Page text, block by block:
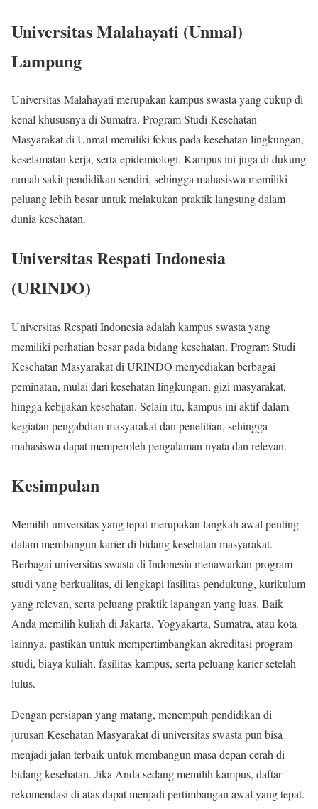
Universitas Malahayati (Unmal)
Lampung
Universitas Malahayati merupakan kampus swasta yang cukup di
kenal khususnya di Sumatra. Program Studi Kesehatan
Masyarakat di Unmal memiliki fokus pada kesehatan lingkungan,
keselamatan kerja, serta epidemiologi. Kampus ini juga di dukung
rumah sakit pendidikan sendiri, sehingga mahasiswa memiliki
peluang lebih besar untuk melakukan praktik langsung dalam
dunia kesehatan.
Universitas Respati Indonesia
(URINDO)
Universitas Respati Indonesia adalah kampus swasta yang
memiliki perhatian besar pada bidang kesehatan. Program Studi
Kesehatan Masyarakat di URINDO menyediakan berbagai
peminatan, mulai dari kesehatan lingkungan, gizi masyarakat,
hingga kebijakan kesehatan. Selain itu, kampus ini aktif dalam
kegiatan pengabdian masyarakat dan penelitian, sehingga
mahasiswa dapat memperoleh pengalaman nyata dan relevan.
Kesimpulan
Memilih universitas yang tepat merupakan langkah awal penting
dalam membangun karier di bidang kesehatan masyarakat.
Berbagai universitas swasta di Indonesia menawarkan program
studi yang berkualitas, di lengkapi fasilitas pendukung, kurikulum
yang relevan, serta peluang praktik lapangan yang luas. Baik
Anda memilih kuliah di Jakarta, Yogyakarta, Sumatra, atau kota
lainnya, pastikan untuk mempertimbangkan akreditasi program
studi, biaya kuliah, fasilitas kampus, serta peluang karier setelah
lulus.
Dengan persiapan yang matang, menempuh pendidikan di
jurusan Kesehatan Masyarakat di universitas swasta pun bisa
menjadi jalan terbaik untuk membangun masa depan cerah di
bidang kesehatan. Jika Anda sedang memilih kampus, daftar
rekomendasi di atas dapat menjadi pertimbangan awal yang tepat.